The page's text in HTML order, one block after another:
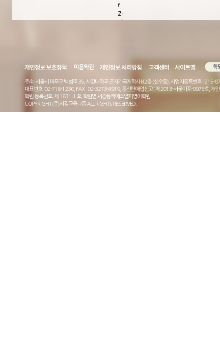
r
카
-
2
주소: 서울시 마포구 백범로 35, 서강대학교 곤자가국제학사 B2층 (신수동), 사업자등록번호 : 215-
대표번호: 02-716-1230, FAX : 02-3273-4919, 통신판매업신고 : 제2013-서울마포-0975호, 개인
학원 등록번호: 제 1831-1 호, 학원명:서강동백에스엘피영어학원
COPYRIGHT (주)서강교육그룹 ALL RIGHTS RESERVED.